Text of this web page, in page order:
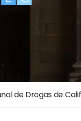
de Drogas de